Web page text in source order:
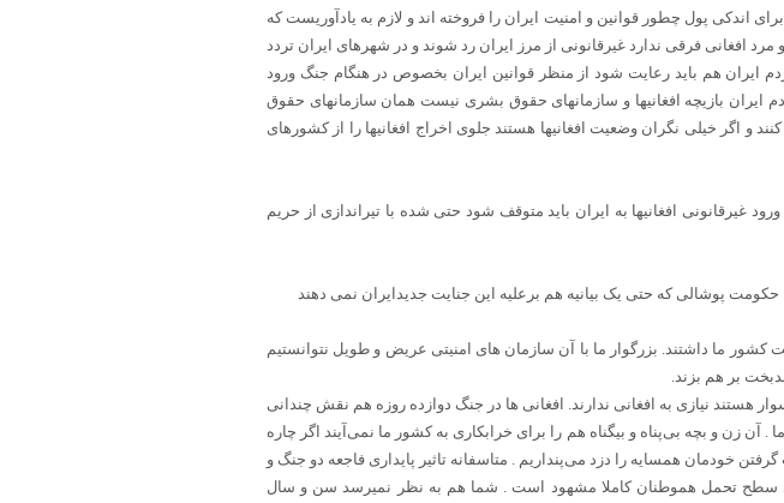
اندکی پول چطور قوانین و امنیت ایران را فروخته اند و لازم به یادآوریست که
افغانی فرقی ندارد غیرقانونی از مرز ایران رد شوند و در شهرهای ایران تردد
هم باید رعایت شود از منظر قوانین ایران بخصوص در هنگام جنگ ورود
ایران بازیچه افغانیها و سازمانهای حقوق بشری نیست همان سازمانهای حقوق
اگر خیلی نگران وضعیت افغانیها هستند جلوی اخراج افغانیها را از کشورهای
غیرقانونی افغانیها به ایران باید متوقف شود حتی شده با تیراندازی از حریم
پوشالی که حتی یک بیانیه هم برعلیه این جنایت جدیدایران نمی دهند
ما داشتند. بزرگوار ما با آن سازمان های امنیتی عریض و طویل نتوانستیم
بر هم بزند.
نیازی به افغانی ندارند. افغانی ها در جنگ دوازده روزه هم نقش چندانی
زن و بچه بی‌پناه و بیگناه هم را برای خرابکاری به کشور ما نمی‌آیند اگر چاره
خودمان همسایه را دزد می‌پنداریم . متاسفانه تاثیر پایداری فاجعه دو جنگ و
سطح تحمل هموطنان کاملا مشهود است . شما هم به نظر نمیرسد سن و سال